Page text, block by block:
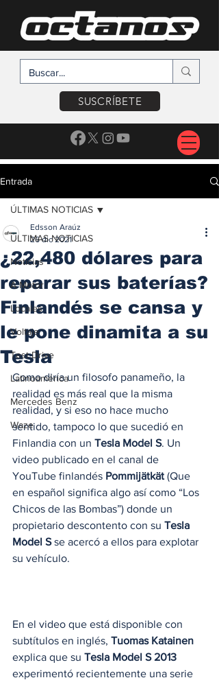
SUSCRÍBETE
Entrada
ÚLTIMAS NOTICIAS
Noticias
A Motor
Locales
Voltaje
Test Drive
Latinoamérica
Mercedes Benz
Waze
ÚLTIMAS NOTICIAS
¿22,480 dólares para
reparar sus baterías?
Finlandés se cansa y
le pone dinamita a su
Tesla
Edsson Araúz
26 dic 2021
Como diría un filosofo panameño, la
realidad es más real que la misma
realidad, y si eso no hace mucho
sentido, tampoco lo que sucedió en
Finlandia con un Tesla Model S. Un
video publicado en el canal de
YouTube finlandés Pommijätkät (Que
en español significa algo así como “Los
Chicos de las Bombas”) donde un
propietario descontento con su Tesla
Model S se acercó a ellos para explotar
su vehículo.
En el video que está disponible con
subtítulos en inglés, Tuomas Katainen
explica que su Tesla Model S 2013
experimentó recientemente una serie